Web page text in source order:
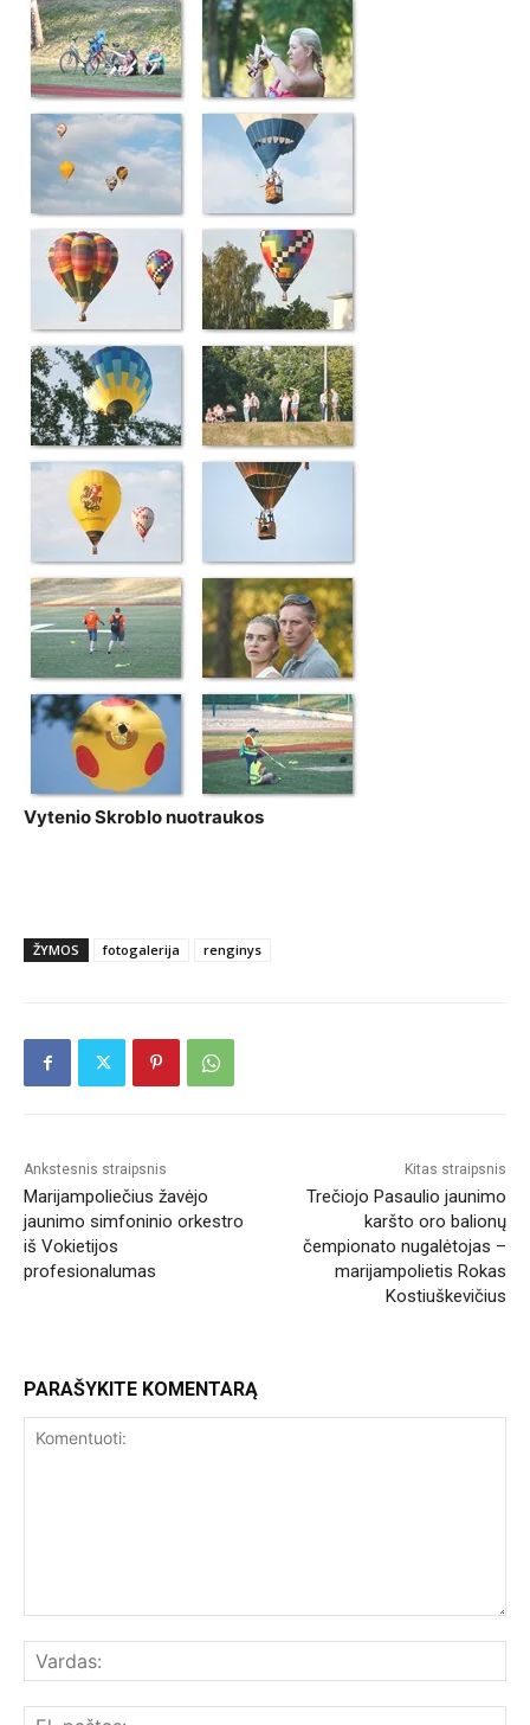
Vytenio Skroblo nuotraukos
ŽYMOS fotogalerija renginys
Ankstesnis straipsnis
Marijampoliečius žavėjo
jaunimo simfoninio orkestro
iš Vokietijos
profesionalumas
Kitas straipsnis
Trečiojo Pasaulio jaunimo
karšto oro balionų
čempionato nugalėtojas –
marijampolietis Rokas
Kostiuškevičius
PARAŠYKITE KOMENTARĄ